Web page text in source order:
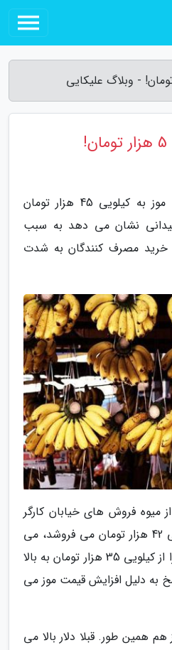
به گزارش وبلاگ علیکایی، موز به کیلویی 45 هزار تومان
نشان می دهد به سبب
خرید مصرف کنندگان به شدت
میوه فروش های خیابان کارگر
شاقتصادی که موز را کیلویی 42 هزار تومان می فروشد، می
گوید: در میدان تره بار موز را از کیلویی 35 هزار تومان به بالا
به دلیل افزایش قیمت موز می
همین طور. قبلا دلار بالا می